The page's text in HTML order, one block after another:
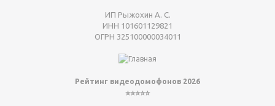
ИП Рыжохин А. С.
ИНН 101601129821
ОГРН 325100000034011
Рейтинг видеодомофонов 2026
⭐⭐⭐⭐⭐